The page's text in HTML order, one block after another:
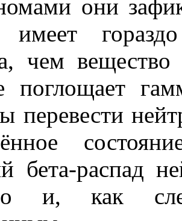
они
имеет
чем
поглощает
перевести
бета-распад
и, как